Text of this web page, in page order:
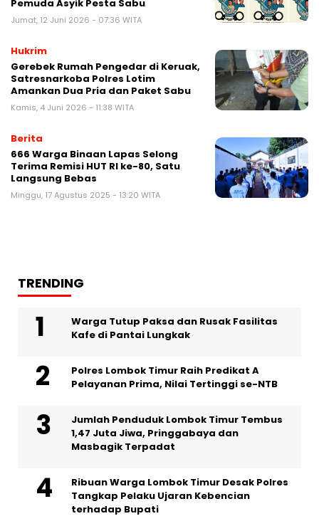
Pemuda Asyik Pesta Sabu
Jumat, 12 Juni 2026 - 07:36 WITA
Hukrim
Gerebek Rumah Pengedar di Keruak,
Satresnarkoba Polres Lotim
Amankan Dua Pria dan Paket Sabu
Kamis, 4 Juni 2026 - 11:38 WITA
Berita
666 Warga Binaan Lapas Selong
Terima Remisi HUT RI ke-80, Satu
Langsung Bebas
Minggu, 17 Agustus 2025 - 13:20 WITA
TRENDING
Warga Tutup Paksa dan Rusak Fasilitas
Kafe di Pantai Lungkak
Polres Lombok Timur Raih Predikat A
Pelayanan Prima, Nilai Tertinggi se-NTB
Jumlah Penduduk Lombok Timur Tembus
1,47 Juta Jiwa, Pringgabaya dan
Masbagik Terpadat
Ribuan Warga Lombok Timur Desak Polres
Tangkap Pelaku Ujaran Kebencian
terhadap Bupati